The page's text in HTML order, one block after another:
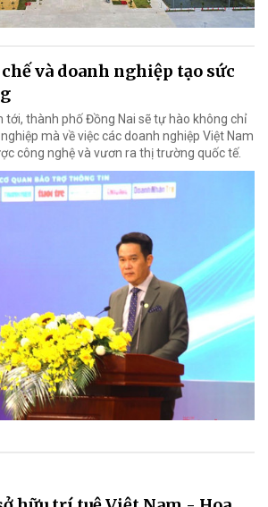
và doanh nghiệp tạo sức
tới, thành phố Đồng Nai sẽ tự hào không chỉ
mà về việc các doanh nghiệp Việt Nam
công nghệ và vươn ra thị trường quốc tế.